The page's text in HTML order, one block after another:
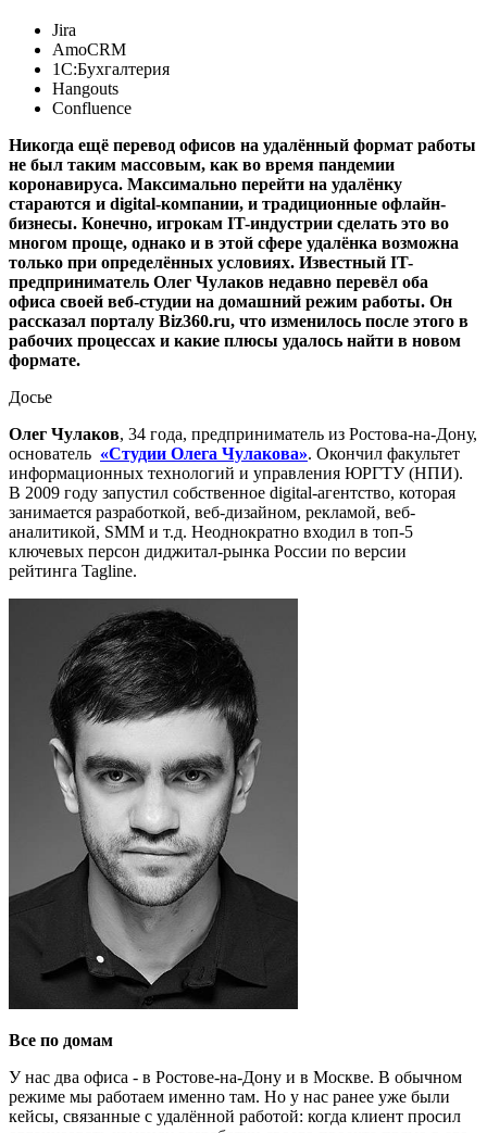
Jira
AmoCRM
1С:Бухгалтерия
Hangouts
Confluence
Никогда ещё перевод офисов на удалённый формат работы
не был таким массовым, как во время пандемии
коронавируса. Максимально перейти на удалёнку
стараются и digital-компании, и традиционные офлайн-
бизнесы. Конечно, игрокам IT-индустрии сделать это во
многом проще, однако и в этой сфере удалёнка возможна
только при определённых условиях. Известный IT-
предприниматель Олег Чулаков недавно перевёл оба
офиса своей веб-студии на домашний режим работы. Он
рассказал порталу Biz360.ru, что изменилось после этого в
рабочих процессах и какие плюсы удалось найти в новом
формате.
Досье
Олег Чулаков, 34 года, предприниматель из Ростова-на-Дону,
основатель «Студии Олега Чулакова». Окончил факультет
информационных технологий и управления ЮРГТУ (НПИ).
В 2009 году запустил собственное digital-агентство, которая
занимается разработкой, веб-дизайном, рекламой, веб-
аналитикой, SMM и т.д. Неоднократно входил в топ-5
ключевых персон диджитал-рынка России по версии
рейтинга Tagline.
Все по домам
У нас два офиса - в Ростове-на-Дону и в Москве. В обычном
режиме мы работаем именно там. Но у нас ранее уже были
кейсы, связанные с удалённой работой: когда клиент просил